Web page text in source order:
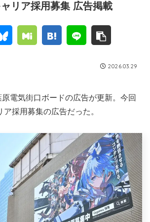
リア採用募集 広告掲載
2026.03.29
電気街口ボードの広告が更新。今回
採用募集の広告だった。